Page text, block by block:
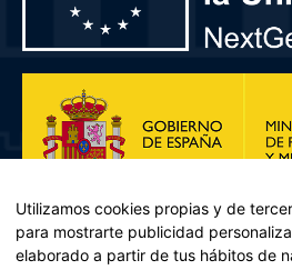
Utilizamos cookies propias y de
para mostrarte publicidad
elaborado a partir de tus hábitos de